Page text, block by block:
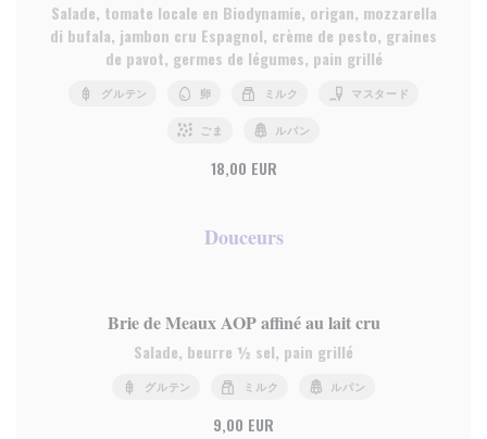
Salade, tomate locale en Biodynamie, origan, mozzarella
di bufala, jambon cru Espagnol, crème de pesto, graines
de pavot, germes de légumes, pain grillé
グルテン 卵 ミルク マスタード
ごま ルパン
18,00 EUR
Douceurs
Brie de Meaux AOP affiné au lait cru
Salade, beurre ½ sel, pain grillé
グルテン ミルク ルパン
9,00 EUR